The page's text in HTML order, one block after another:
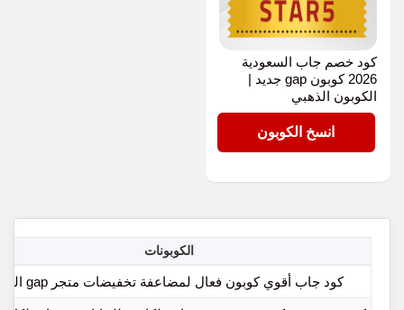
كود خصم جاب السعودية
2026 كوبون gap جديد |
الكوبون الذهبي
STAR5انسخ الكوبون
الكوبونات
كود جاب أقوي كوبون فعال لمضاعفة تخفيضات متجر gap اليوم